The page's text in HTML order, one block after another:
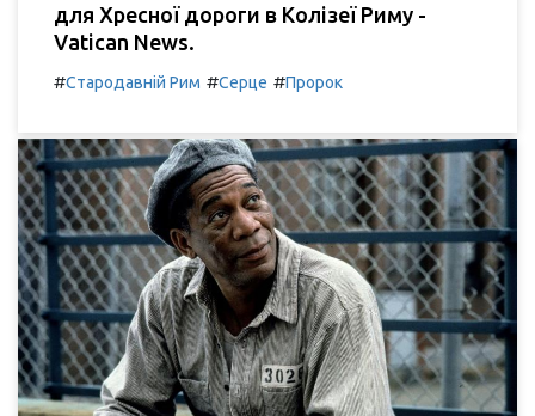
для Хресної дороги в Колізеї Риму -
Vatican News.
#Стародавній Рим #Серце #Пророк